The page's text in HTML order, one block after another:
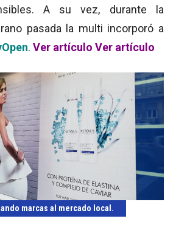
A su vez, durante la
pasada la multi incorporó a
. Ver artículo Ver artículo
marcas al mercado local.